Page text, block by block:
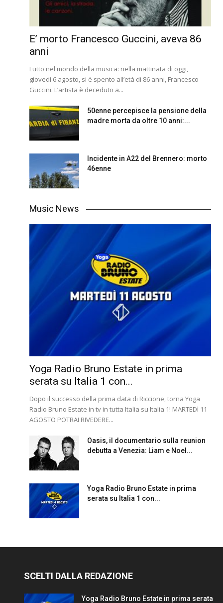
E’ morto Francesco Guccini, aveva 86
anni
Lutto nel mondo della musica: nella mattinata di oggi,
giovedì 6 agosto, si è spento all’età di 86 anni, Francesco
Guccini. L’artista è deceduto a...
50enne percepisce la pensione della
madre morta da oltre 10 anni:...
Incidente in A22 del Brennero: morto
46enne
Music News
Yoga Radio Bruno Estate in prima
serata su Italia 1 con...
Dopo il successo della prima data di Riccione, torna Yoga
Radio Bruno Estate in tv in tutta Italia su Italia 1! MARTEDì 11
AGOSTO POTRAI RIVEDERE...
Oasis, il documentario sulla reunion
debutta a Venezia: Liam e Noel...
Yoga Radio Bruno Estate in prima
serata su Italia 1 con...
SCELTI DALLA REDAZIONE
Yoga Radio Bruno Estate in prima serata